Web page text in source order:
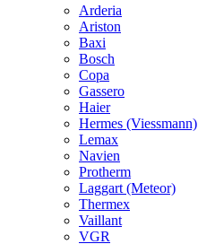
Arderia
Ariston
Baxi
Bosch
Copa
Gassero
Haier
Hermes (Viessmann)
Lemax
Navien
Protherm
Laggart (Meteor)
Thermex
Vaillant
VGR